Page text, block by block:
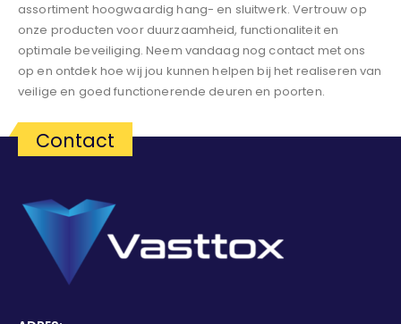
assortiment hoogwaardig hang- en sluitwerk. Vertrouw op
onze producten voor duurzaamheid, functionaliteit en
optimale beveiliging. Neem vandaag nog contact met ons
op en ontdek hoe wij jou kunnen helpen bij het realiseren van
veilige en goed functionerende deuren en poorten.
Contact